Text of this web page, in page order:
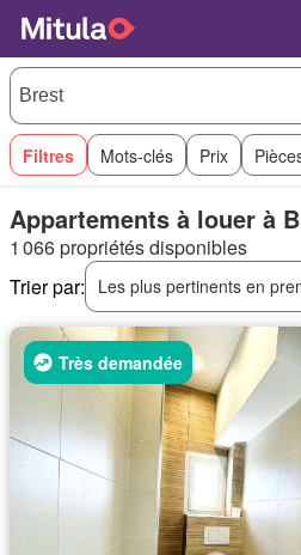
Filtres Mots-clés Prix
Appartements à louer à
1 066 propriétés disponibles
Trier par:
Les plus pertinents en
Très demandée